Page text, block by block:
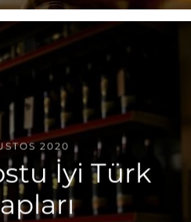
2020
İyi Türk